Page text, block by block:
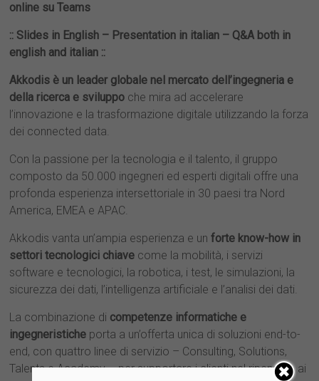
online su Teams
:: Slides in English – Presentation in italian – Q&A both in
english and italian ::
Akkodis è un leader globale nel mercato dell’ingegneria e
della ricerca e sviluppo che mira ad accelerare
l’innovazione e la trasformazione digitale utilizzando la forza
dei connected data.
Con la passione per la tecnologia e il talento, il gruppo
composto da 50.000 ingegneri ed esperti digitali offre una
profonda esperienza intersettoriale in 30 paesi tra Nord
America, EMEA e APAC.
Akkodis vanta un’ampia esperienza e unforte know-how in
settori tecnologici chiave come la mobilità, i servizi
software e tecnologici, la robotica, i test, le simulazioni, la
sicurezza dei dati, l’intelligenza artificiale e l’analisi dei dati.
La combinazione di competenze informatiche e
ingegneristiche porta a un’offerta unica di soluzioni end-to-
end, con quattro linee di servizio – Consulting, Solutions,
Talents e Academy – per supportare i clienti nel ripensare ai